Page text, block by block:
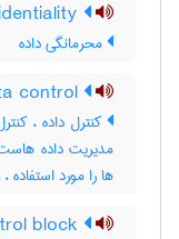
محرمانگی داده
کنترل داده ،
مدیریت داده
ها را مورد